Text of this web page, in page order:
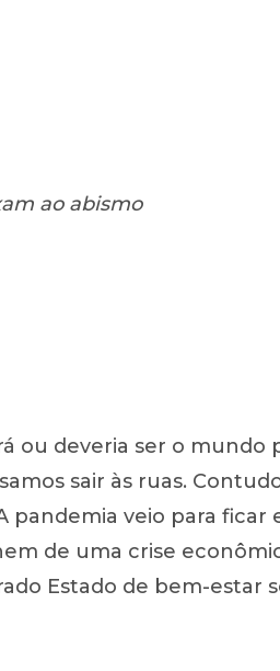
ao abismo
ou deveria ser o mundo
sair às ruas.
veio para
de uma crise
Estado de bem-estar